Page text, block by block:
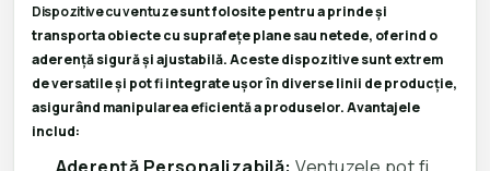
Dispozitive cu ventuzesunt folosite pentru a prinde și
transporta obiecte cu suprafețe plane sau netede, oferind o
aderență sigură și ajustabilă. Aceste dispozitive sunt extrem
de versatile și pot fi integrate ușor în diverse linii de producție,
asigurând manipularea eficientă a produselor. Avantajele
includ:
Aderență Personalizabilă: Ventuzele pot fi